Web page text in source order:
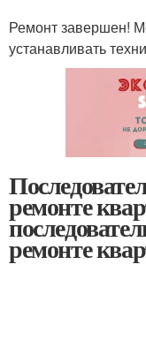
Ремонт завершен!
устанавливать
ремонте
ремонте